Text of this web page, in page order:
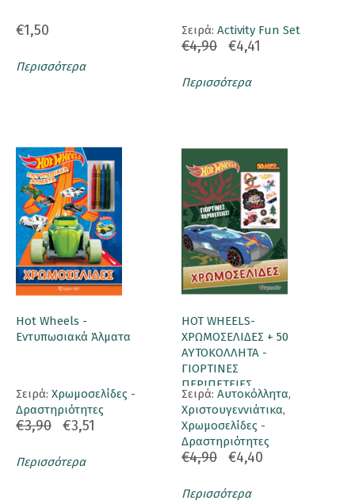
€1,50
Περισσότερα
Σειρά: Activity Fun Set
€4,90 €4,41
Περισσότερα
Hot Wheels -
Εντυπωσιακά Άλματα
Σειρά: Χρωμοσελίδες -
Δραστηριότητες
€3,90 €3,51
Περισσότερα
HOT WHEELS-
ΧΡΩΜΟΣΕΛΙΔΕΣ + 50
ΑΥΤΟΚΟΛΛΗΤΑ -
ΓΙΟΡΤΙΝΕΣ
ΠΕΡΙΠΕΤΕΙΕΣ
Σειρά: Αυτοκόλλητα,
Χριστουγεννιάτικα,
Χρωμοσελίδες -
Δραστηριότητες
€4,90 €4,40
Περισσότερα